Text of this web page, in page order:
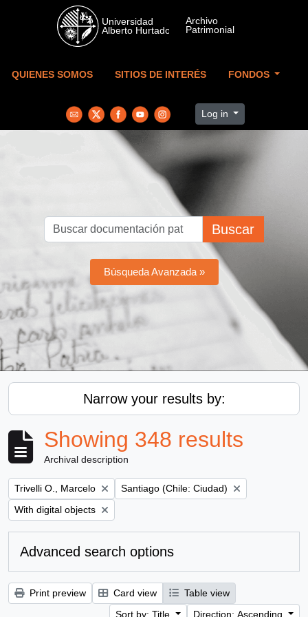
Skip to main content
QUIENES SOMOS SITIOS DE INTERÉS FONDOS
Log in
Buscar
Búsqueda Avanzada »
Narrow your results by:
Showing 348 results
Archival description
Remove filter:
Trivelli O., Marcelo Remove filter:
Santiago (Chile: Ciudad)
Remove filter:
With digital objects
Advanced search options
Print preview Card view
Table view
Sort by: Title
Direction: Ascending